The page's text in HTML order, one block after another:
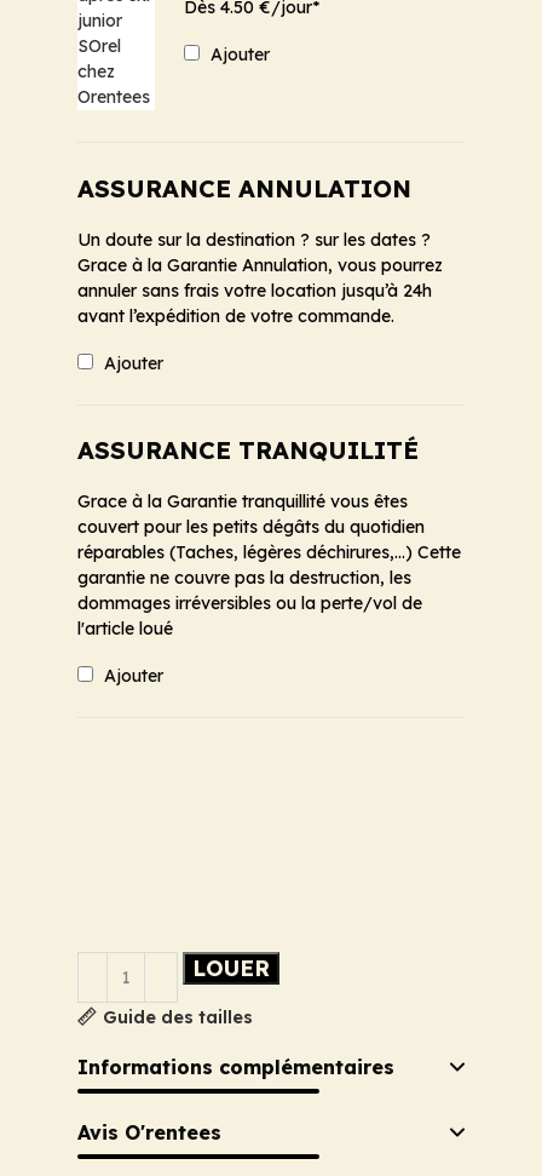
Dès 4.50 €/jour*
Ajouter
ASSURANCE ANNULATION
Un doute sur la destination ? sur les dates ?
Grace à la Garantie Annulation, vous pourrez
annuler sans frais votre location jusqu’à 24h
avant l’expédition de votre commande.
Ajouter
ASSURANCE TRANQUILITÉ
Grace à la Garantie tranquillité vous êtes
couvert pour les petits dégâts du quotidien
réparables (Taches, légères déchirures,...) Cette
garantie ne couvre pas la destruction, les
dommages irréversibles ou la perte/vol de
l'article loué
Ajouter
LOUER
Guide des tailles
Informations complémentaires
Avis O'rentees